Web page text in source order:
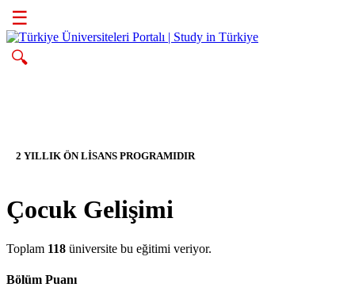
☰
🔍
2 YILLIK ÖN LİSANS PROGRAMIDIR
Çocuk Gelişimi
Toplam 118 üniversite bu eğitimi veriyor.
Bölüm Puanı